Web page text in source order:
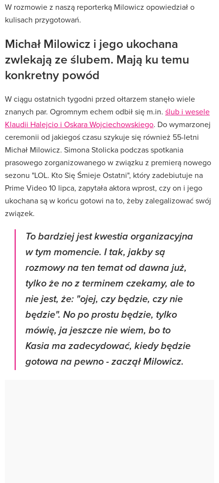
W rozmowie z naszą reporterką Milowicz opowiedział o
kulisach przygotowań.
Michał Milowicz i jego ukochana
zwlekają ze ślubem. Mają ku temu
konkretny powód
W ciągu ostatnich tygodni przed ołtarzem stanęło wiele
znanych par. Ogromnym echem odbił się m.in. ślub i wesele
Klaudii Halejcio i Oskara Wojciechowskiego. Do wymarzonej
ceremonii od jakiegoś czasu szykuje się również 55-letni
Michał Milowicz. Simona Stolicka podczas spotkania
prasowego zorganizowanego w związku z premierą nowego
sezonu "LOL. Kto Się Śmieje Ostatni", który zadebiutuje na
Prime Video 10 lipca, zapytała aktora wprost, czy on i jego
ukochana są w końcu gotowi na to, żeby zalegalizować swój
związek.
To bardziej jest kwestia organizacyjna
w tym momencie. I tak, jakby są
rozmowy na ten temat od dawna już,
tylko że no z terminem czekamy, ale to
nie jest, że: "ojej, czy będzie, czy nie
będzie". No po prostu będzie, tylko
mówię, ja jeszcze nie wiem, bo to
Kasia ma zadecydować, kiedy będzie
gotowa na pewno - zaczął Milowicz.